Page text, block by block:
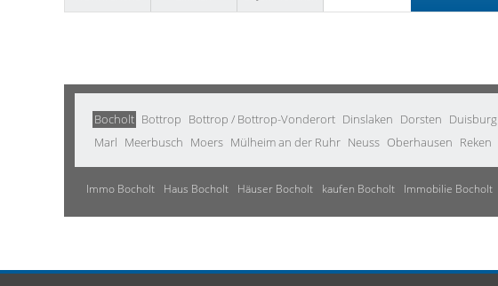
Bocholt Bottrop Bottrop / Bottrop-Vonderort Dinslaken Dorsten Duisburg
Marl Meerbusch Moers Mülheim an der Ruhr Neuss Oberhausen Reken
Immo Bocholt Haus Bocholt Häuser Bocholt kaufen Bocholt Immobilie Bocholt